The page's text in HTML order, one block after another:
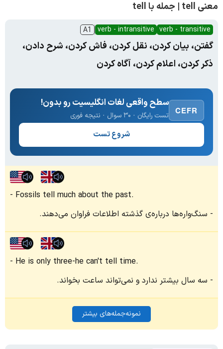
معنی tell | جمله با tell
verb - transitive
verb - intransitive
A1
گفتن، بیان کردن، نقل کردن، فاش کردن، شرح دادن،
ذکر کردن، اعلام کردن، آگاه کردن
CEFR
سطح واقعی لغات انگلیسیت رو بدون!
تست رایگان · ۳۰ سوال · نتیجه فوری
شروع تست
Fossils tell much about the past.
سنگ‌واره‌ها درباره‌ی گذشته اطلاعات فراوان می‌دهند.
He is only three-he can't tell time.
سه سال بیشتر ندارد و نمی‌تواند ساعت بخواند.
نمونه‌جمله‌های بیشتر